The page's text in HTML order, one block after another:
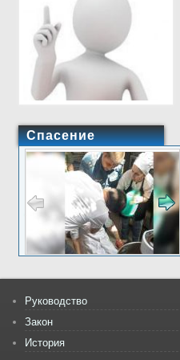
Спасение
Руководство
Закон
История